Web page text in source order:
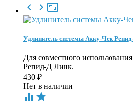

 
Удлинитель системы Акку-Чек
Для совместного
Репид-Д Линк.
430 ₽
Нет в наличии
 